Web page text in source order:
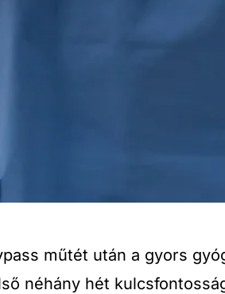
műtét után a gyors
néhány hét